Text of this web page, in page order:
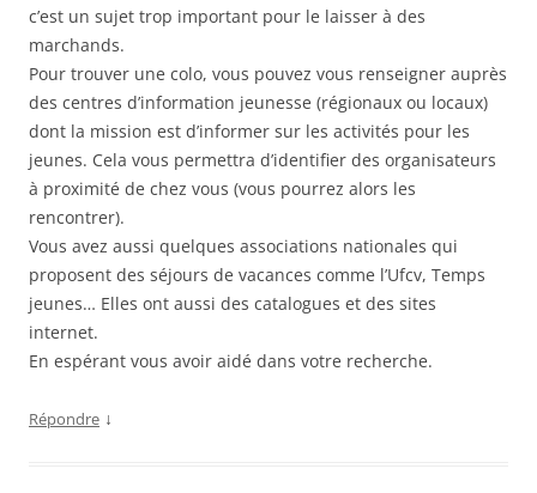
c’est un sujet trop important pour le laisser à des
marchands.
Pour trouver une colo, vous pouvez vous renseigner auprès
des centres d’information jeunesse (régionaux ou locaux)
dont la mission est d’informer sur les activités pour les
jeunes. Cela vous permettra d’identifier des organisateurs
à proximité de chez vous (vous pourrez alors les
rencontrer).
Vous avez aussi quelques associations nationales qui
proposent des séjours de vacances comme l’Ufcv, Temps
jeunes… Elles ont aussi des catalogues et des sites
internet.
En espérant vous avoir aidé dans votre recherche.
Répondre ↓